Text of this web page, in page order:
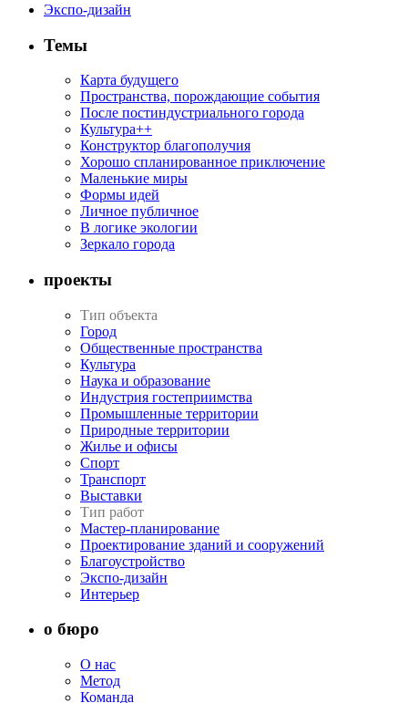
Экспо-дизайн
Темы
Карта будущего
Пространства, порождающие события
После постиндустриального города
Культура++
Конструктор благополучия
Хорошо спланированное приключение
Маленькие миры
Формы идей
Личное публичное
В логике экологии
Зеркало города
проекты
Тип объекта
Город
Общественные пространства
Культура
Наука и образование
Индустрия гостеприимства
Промышленные территории
Природные территории
Жилье и офисы
Спорт
Транспорт
Выставки
Тип работ
Мастер-планирование
Проектирование зданий и сооружений
Благоустройство
Экспо-дизайн
Интерьер
о бюро
О нас
Метод
Команда